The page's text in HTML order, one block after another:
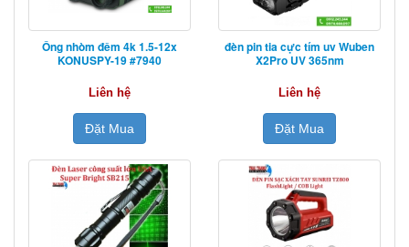
Ống nhòm đêm 4k 1.5-12x
KONUSPY-19 #7940
Liên hệ
Đặt Mua
đèn pin tia cực tím uv Wuben
X2Pro UV 365nm
Liên hệ
Đặt Mua